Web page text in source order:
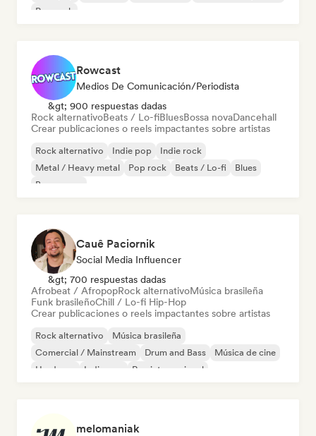
Pop rock
Rowcast
Medios De Comunicación/Periodista
&gt; 900 respuestas dadas
Rock alternativoBeats / Lo-fiBluesBossa novaDancehall
Crear publicaciones o reels impactantes sobre artistas
Rock alternativo Indie pop
Indie rock
Metal / Heavy metal
Pop rock Beats / Lo-fi
Blues
Bossa nova
Cauê Paciornik
Social Media Influencer
&gt; 700 respuestas dadas
Afrobeat / AfropopRock alternativoMúsica brasileña
Funk brasileñoChill / Lo-fi Hip-Hop
Crear publicaciones o reels impactantes sobre artistas
Rock alternativo
Música brasileña
Comercial / Mainstream
Drum and Bass
Música de cine
Hardcore
Indie pop Rap internacional
melomaniak